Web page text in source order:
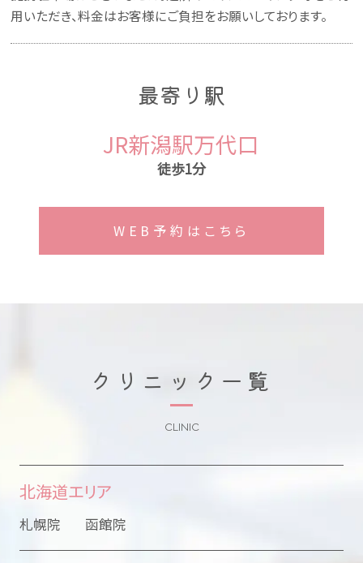
用いただき、料金はお客様にご負担をお願いしております。
最寄り駅
JR新潟駅万代口
徒歩1分
WEB予約はこちら
クリニック一覧
CLINIC
北海道エリア
札幌院 函館院